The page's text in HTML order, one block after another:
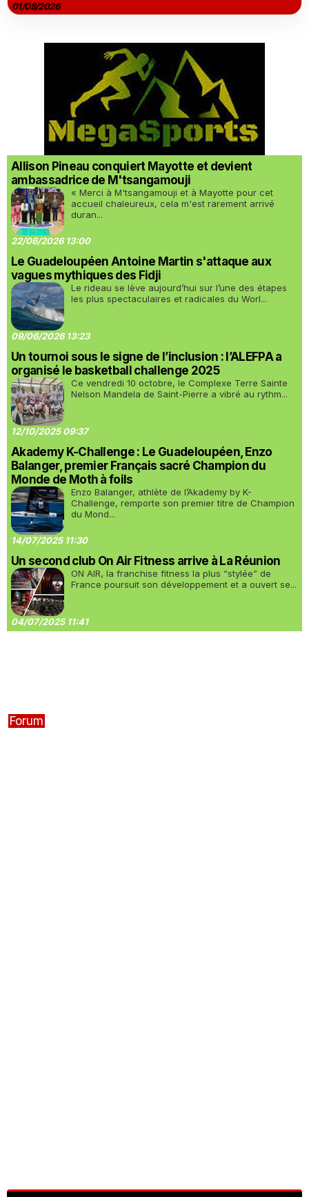
01/08/2026
Allison Pineau conquiert Mayotte et devient
ambassadrice de M'tsangamouji
« Merci à M'tsangamouji et à Mayotte pour cet
accueil chaleureux, cela m'est rarement arrivé
duran...
22/06/2026 13:00
Le Guadeloupéen Antoine Martin s'attaque aux
vagues mythiques des Fidji
Le rideau se lève aujourd’hui sur l’une des étapes
les plus spectaculaires et radicales du Worl...
09/06/2026 13:23
Un tournoi sous le signe de l’inclusion : l’ALEFPA a
organisé le basketball challenge 2025
Ce vendredi 10 octobre, le Complexe Terre Sainte
Nelson Mandela de Saint-Pierre a vibré au rythm...
12/10/2025 09:37
Akademy K-Challenge : Le Guadeloupéen, Enzo
Balanger, premier Français sacré Champion du
Monde de Moth à foils
Enzo Balanger, athlète de l’Akademy by K-
Challenge, remporte son premier titre de Champion
du Mond...
14/07/2025 11:30
Un second club On Air Fitness arrive à La Réunion
ON AIR, la franchise fitness la plus “stylée” de
France poursuit son développement et a ouvert se...
04/07/2025 11:41
Forum